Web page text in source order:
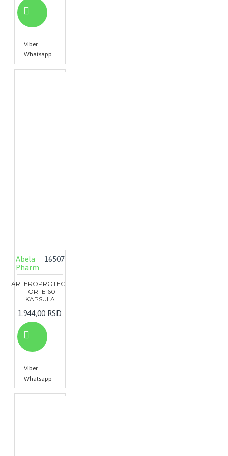
Viber
Whatsapp
Abela
Pharm
16507
ARTEROPROTECT
FORTE 60
KAPSULA
1.944,00 RSD
Viber
Whatsapp